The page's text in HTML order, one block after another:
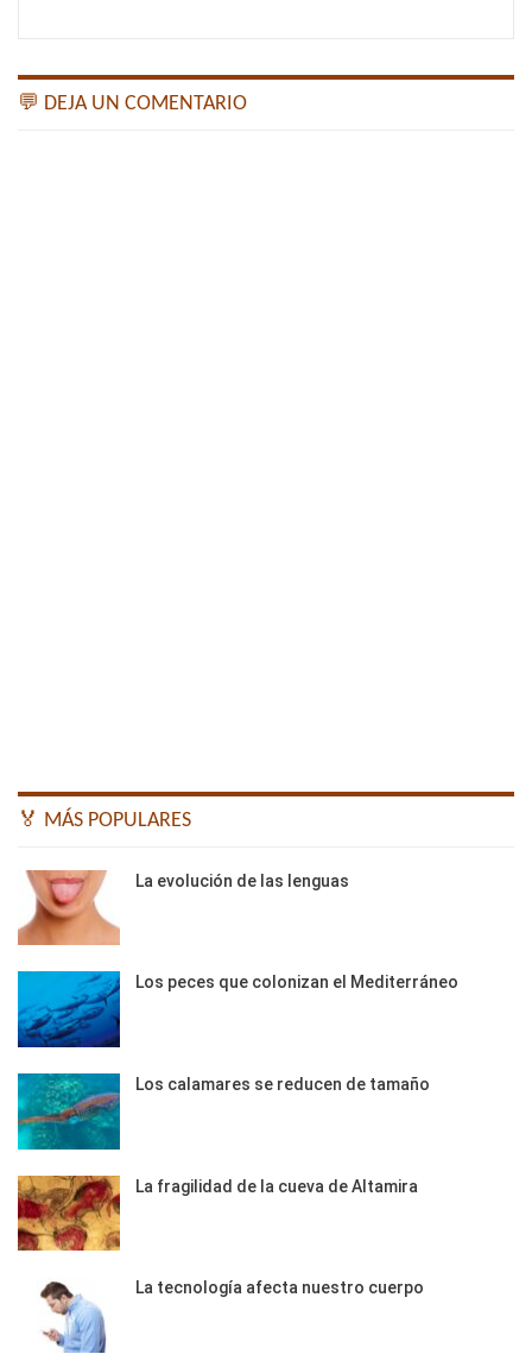
💬 DEJA UN COMENTARIO
🏅 MÁS POPULARES
La evolución de las lenguas
Los peces que colonizan el Mediterráneo
Los calamares se reducen de tamaño
La fragilidad de la cueva de Altamira
La tecnología afecta nuestro cuerpo